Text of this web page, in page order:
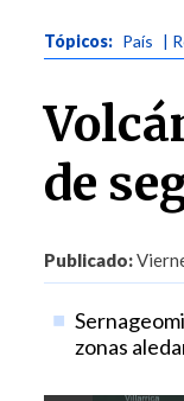
Tópicos: País |
de
Publicado:
zonas